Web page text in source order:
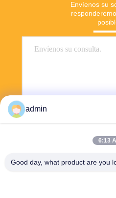
Envíenos su
admin
6:13
Good day, what product are you